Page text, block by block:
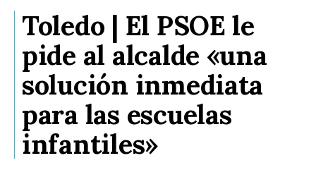
Toledo | El PSOE le
pide al alcalde «una
solución inmediata
para las escuelas
infantiles»